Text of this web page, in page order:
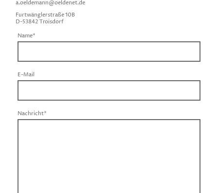
a.oeldemann@oeldenet.de
Furtwänglerstraße 10B
D-53842 Troisdorf
Name*
E-Mail
Nachricht*